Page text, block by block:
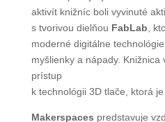
aktivít knižníc boli vyvinuté
s tvorivou dielňou FabLab,
moderné digitálne
myšlienky a nápady. Knižnica
prístup
k technológii 3D tlače, ktorá
Makerspaces predstavuje